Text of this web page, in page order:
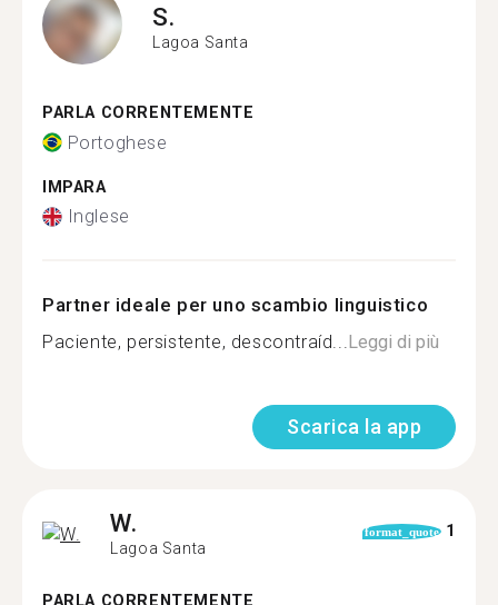
S.
Lagoa Santa
PARLA CORRENTEMENTE
Portoghese
IMPARA
Inglese
Partner ideale per uno scambio linguistico
Paciente, persistente, descontraíd...Leggi di più
Scarica la app
W.
Lagoa Santa
format_quote 1
PARLA CORRENTEMENTE